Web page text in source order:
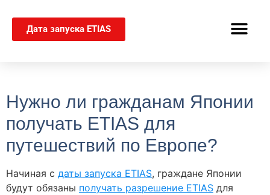
Дата запуска ETIAS
Нужно ли гражданам Японии
получать ETIAS для
путешествий по Европе?
Начиная с даты запуска ETIAS, граждане Японии
будут обязаны получать разрешение ETIAS для